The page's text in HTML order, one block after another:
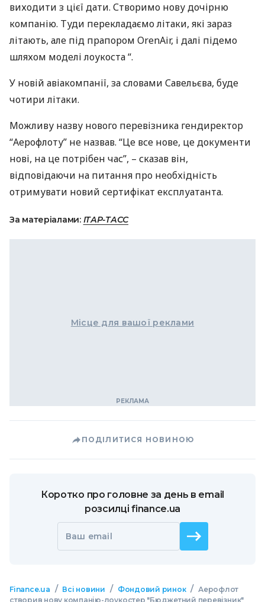
виходити з цієї дати. Створимо нову дочірню
компанію. Туди перекладаємо літаки, які зараз
літають, але під прапором OrenAir, і далі підемо
шляхом моделі лоукоста “.
У новій авіакомпанії, за словами Савельєва, буде
чотири літаки.
Можливу назву нового перевізника гендиректор
“Аерофлоту” не назвав. “Це все нове, це документи
нові, на це потрібен час”, – сказав він,
відповідаючи на питання про необхідність
отримувати новий сертифікат експлуатанта.
За матеріалами: ІТАР-ТАСС
Місце для вашої реклами
ПОДІЛИТИСЯ НОВИНОЮ
Коротко про головне за день в email
розсилці finance.ua
Ваш email
Finance.ua / Всі новини / Фондовий ринок / Аерофлот
створив нову компанію-лоукостер "Бюджетний перевізник"